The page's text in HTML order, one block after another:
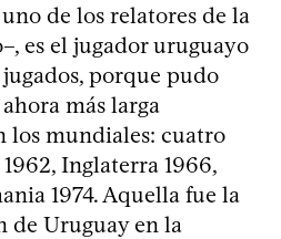
de los relatores de la
es el jugador uruguayo
porque pudo
más larga
los mundiales: cuatro
Inglaterra 1966,
1974. Aquella fue la
de Uruguay en la